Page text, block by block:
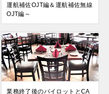
運航補佐OJT編＆運航補佐無線
OJT編～
業務終了後のパイロットとCA